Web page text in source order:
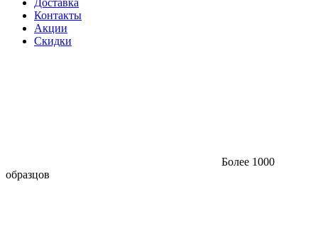
Доставка
Контакты
Акции
Скидки
Более 1000
образцов